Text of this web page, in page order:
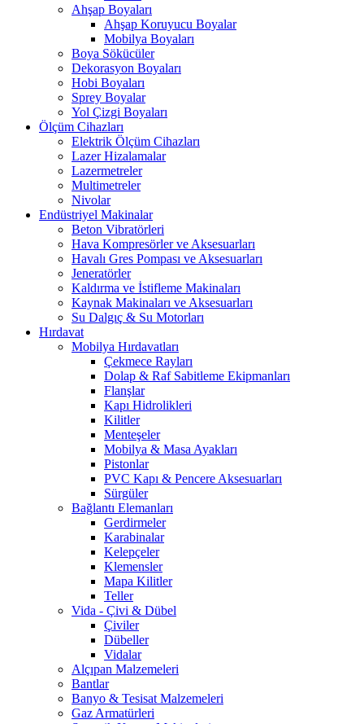
Ahşap Boyaları
Ahşap Koruyucu Boyalar
Mobilya Boyaları
Boya Sökücüler
Dekorasyon Boyaları
Hobi Boyaları
Sprey Boyalar
Yol Çizgi Boyaları
Ölçüm Cihazları
Elektrik Ölçüm Cihazları
Lazer Hizalamalar
Lazermetreler
Multimetreler
Nivolar
Endüstriyel Makinalar
Beton Vibratörleri
Hava Kompresörler ve Aksesuarları
Havalı Gres Pompası ve Aksesuarları
Jeneratörler
Kaldırma ve İstifleme Makinaları
Kaynak Makinaları ve Aksesuarları
Su Dalgıç & Su Motorları
Hırdavat
Mobilya Hırdavatları
Çekmece Rayları
Dolap & Raf Sabitleme Ekipmanları
Flanşlar
Kapı Hidrolikleri
Kilitler
Menteşeler
Mobilya & Masa Ayakları
Pistonlar
PVC Kapı & Pencere Aksesuarları
Sürgüler
Bağlantı Elemanları
Gerdirmeler
Karabinalar
Kelepçeler
Klemensler
Mapa Kilitler
Teller
Vida - Çivi & Dübel
Çiviler
Dübeller
Vidalar
Alçıpan Malzemeleri
Bantlar
Banyo & Tesisat Malzemeleri
Gaz Armatürleri